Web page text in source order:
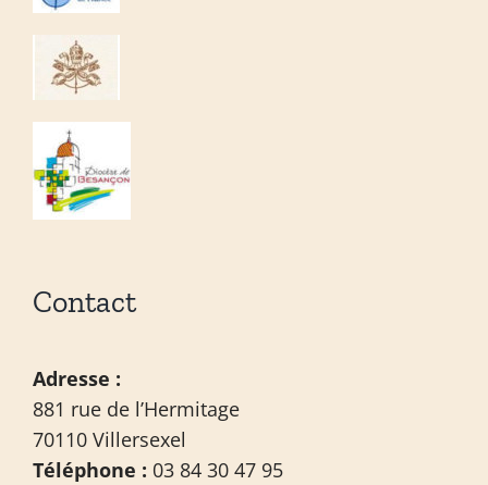
Contact
Adresse :
881 rue de l’Hermitage
70110 Villersexel
Téléphone : 03 84 30 47 95